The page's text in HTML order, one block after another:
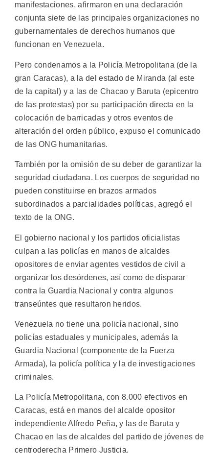
manifestaciones, afirmaron en una declaración
conjunta siete de las principales organizaciones no
gubernamentales de derechos humanos que
funcionan en Venezuela.
Pero condenamos a la Policía Metropolitana (de la
gran Caracas), a la del estado de Miranda (al este
de la capital) y a las de Chacao y Baruta (epicentro
de las protestas) por su participación directa en la
colocación de barricadas y otros eventos de
alteración del orden público, expuso el comunicado
de las ONG humanitarias.
También por la omisión de su deber de garantizar la
seguridad ciudadana. Los cuerpos de seguridad no
pueden constituirse en brazos armados
subordinados a parcialidades políticas, agregó el
texto de la ONG.
El gobierno nacional y los partidos oficialistas
culpan a las policías en manos de alcaldes
opositores de enviar agentes vestidos de civil a
organizar los desórdenes, así como de disparar
contra la Guardia Nacional y contra algunos
transeúntes que resultaron heridos.
Venezuela no tiene una policía nacional, sino
policías estaduales y municipales, además la
Guardia Nacional (componente de la Fuerza
Armada), la policía política y la de investigaciones
criminales.
La Policía Metropolitana, con 8.000 efectivos en
Caracas, está en manos del alcalde opositor
independiente Alfredo Peña, y las de Baruta y
Chacao en las de alcaldes del partido de jóvenes de
centroderecha Primero Justicia.